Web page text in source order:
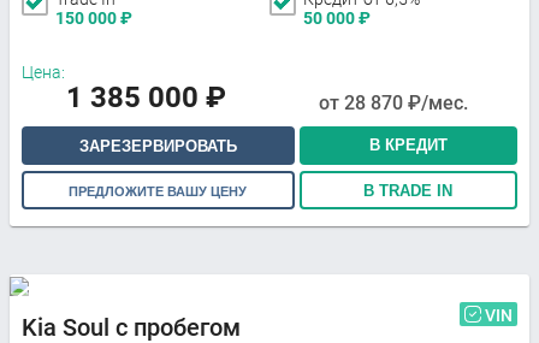
150 000₽
50 000₽
Цена:
1 385 000 ₽ от 28 870 ₽/мес.
ЗАРЕЗЕРВИРОВАТЬ В КРЕДИТ
ПРЕДЛОЖИТЕ ВАШУ ЦЕНУ В TRADE IN
Kia Soul с пробегом VIN